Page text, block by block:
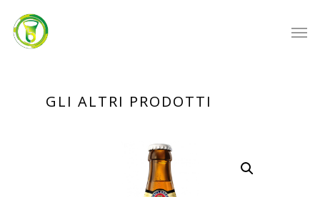
GLI ALTRI PRODOTTI